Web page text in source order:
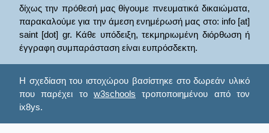
δίχως την πρόθεσή μας θίγουμε πνευματικά δικαιώματα,
παρακαλούμε για την άμεση ενημέρωσή μας στο: info [at]
saint [dot] gr. Κάθε υπόδειξη, τεκμηριωμένη διόρθωση ή
έγγραφη συμπαράσταση είναι ευπρόσδεκτη.
Η σχεδίαση του ιστοχώρου βασίστηκε στο δωρεάν υλικό
που παρέχει το w3schools τροποποιημένου από τον
ix8ys.